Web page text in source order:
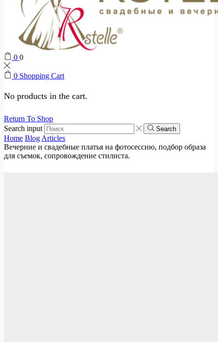
0 0
0 Shopping Cart
No products in the cart.
Return To Shop
Search input
Search
Home BlogArticles
Вечерние и свадебные платья на фотосессию, подбор образа
для съемок, сопровождение стилиста.